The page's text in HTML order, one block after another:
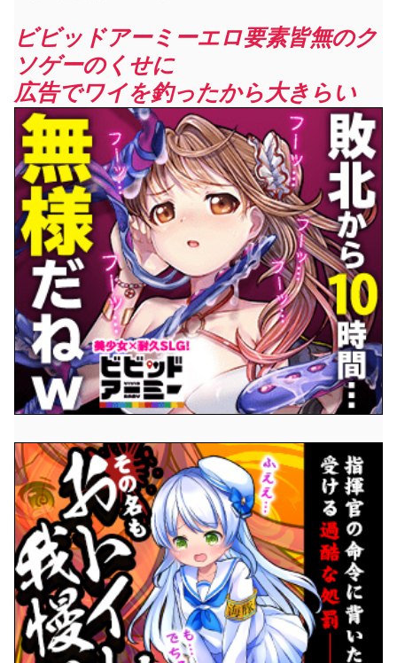
ビビッドアーミーエロ要素皆無のク
ソゲーのくせに
広告でワイを釣ったから大きらい